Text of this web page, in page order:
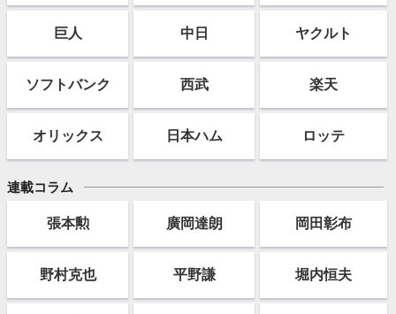
巨人 中日 ヤクルト
ソフトバンク 西武 楽天
オリックス 日本ハム ロッテ
連載コラム
張本勲 廣岡達朗 岡田彰布
野村克也 平野謙 堀内恒夫